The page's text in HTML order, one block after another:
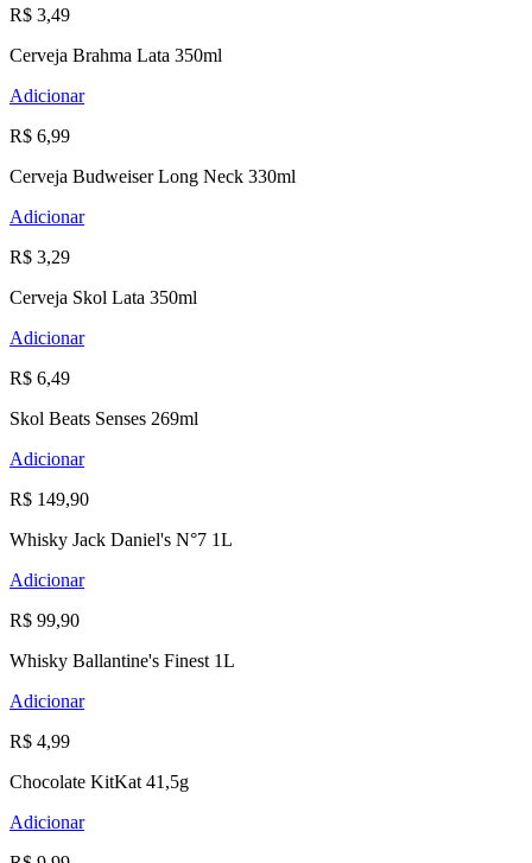
R$ 3,49
Cerveja Brahma Lata 350ml
Adicionar
R$ 6,99
Cerveja Budweiser Long Neck 330ml
Adicionar
R$ 3,29
Cerveja Skol Lata 350ml
Adicionar
R$ 6,49
Skol Beats Senses 269ml
Adicionar
R$ 149,90
Whisky Jack Daniel's N°7 1L
Adicionar
R$ 99,90
Whisky Ballantine's Finest 1L
Adicionar
R$ 4,99
Chocolate KitKat 41,5g
Adicionar